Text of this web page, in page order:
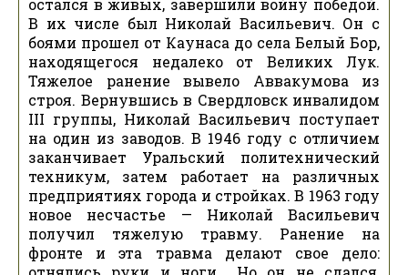
остался в живых, завершили войну победой.
В их числе был Николай Васильевич. Он с
боями прошел от Каунаса до села Белый Бор,
находящегося недалеко от Великих Лук.
Тяжелое ранение вывело Аввакумова из
строя. Вернувшись в Свердловск инвалидом
III группы, Николай Васильевич поступает
на один из заводов. В 1946 году с отличием
заканчивает Уральский политехнический
техникум, затем работает на различных
предприятиях города и стройках. В 1963 году
новое несчастье — Николай Васильевич
получил тяжелую травму. Ранение на
фронте и эта травма делают свое дело: